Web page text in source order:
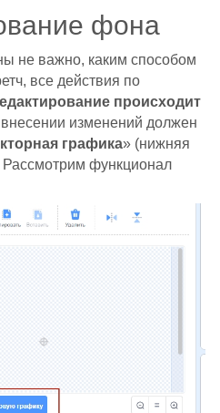
фона
не важно, каким способом
все действия по
происходит
изменений должен
графика» (нижняя
Рассмотрим функционал